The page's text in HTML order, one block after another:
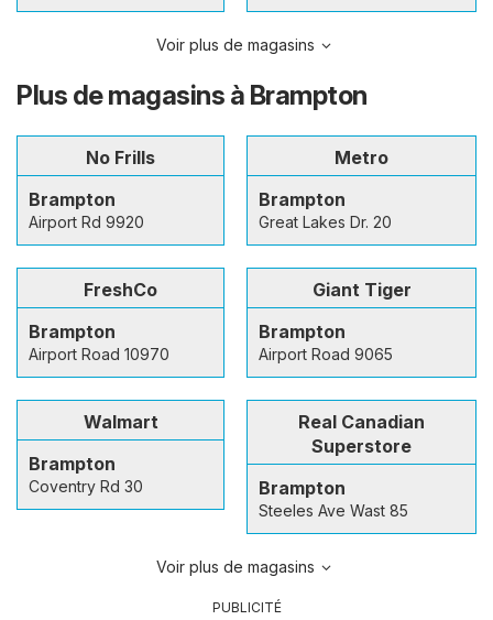
Voir plus de magasins
Plus de magasins à Brampton
No Frills
Brampton
Airport Rd 9920
Metro
Brampton
Great Lakes Dr. 20
FreshCo
Brampton
Airport Road 10970
Giant Tiger
Brampton
Airport Road 9065
Walmart
Brampton
Coventry Rd 30
Real Canadian
Superstore
Brampton
Steeles Ave Wast 85
Voir plus de magasins
PUBLICITÉ